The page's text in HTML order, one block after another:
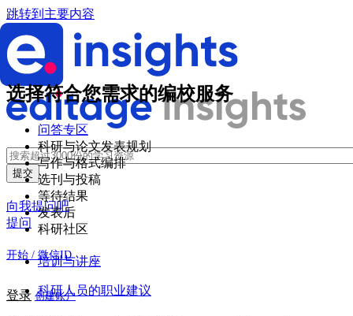
跳转到主要内容
向我提问吧
提问
开始 / 微信ID
登录 创建账户
选择符合您需求的编校服务
问答专区
科研与论文发表规划
写作与格式编排
选刊与投稿
等待结果
发表后
科研社区
培训与讲座
科研人员的职业建议